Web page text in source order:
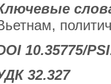
10.35775/
32.327